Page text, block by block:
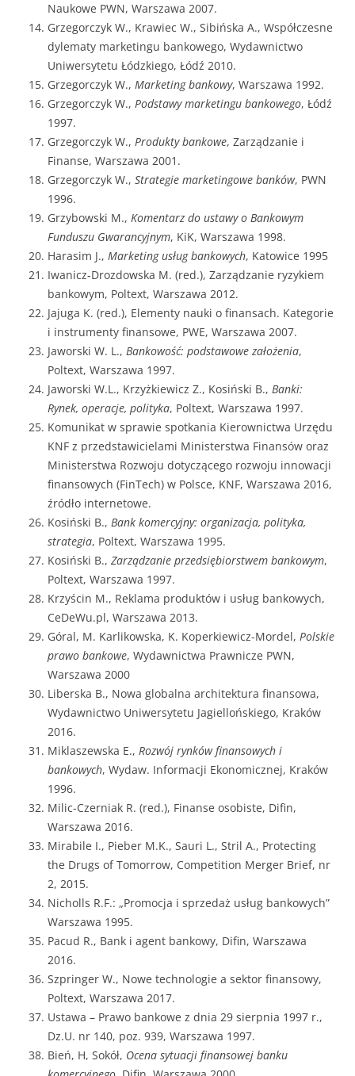
Naukowe PWN, Warszawa 2007.
Grzegorczyk W., Krawiec W., Sibińska A., Współczesne
dylematy marketingu bankowego, Wydawnictwo
Uniwersytetu Łódzkiego, Łódź 2010.
Grzegorczyk W., Marketing bankowy, Warszawa 1992.
Grzegorczyk W., Podstawy marketingu bankowego, Łódź
1997.
Grzegorczyk W., Produkty bankowe, Zarządzanie i
Finanse, Warszawa 2001.
Grzegorczyk W., Strategie marketingowe banków, PWN
1996.
Grzybowski M., Komentarz do ustawy o Bankowym
Funduszu Gwarancyjnym, KiK, Warszawa 1998.
Harasim J., Marketing usług bankowych, Katowice 1995
Iwanicz-Drozdowska M. (red.), Zarządzanie ryzykiem
bankowym, Poltext, Warszawa 2012.
Jajuga K. (red.), Elementy nauki o finansach. Kategorie
i instrumenty finansowe, PWE, Warszawa 2007.
Jaworski W. L., Bankowość: podstawowe założenia,
Poltext, Warszawa 1997.
Jaworski W.L., Krzyżkiewicz Z., Kosiński B., Banki:
Rynek, operacje, polityka, Poltext, Warszawa 1997.
Komunikat w sprawie spotkania Kierownictwa Urzędu
KNF z przedstawicielami Ministerstwa Finansów oraz
Ministerstwa Rozwoju dotyczącego rozwoju innowacji
finansowych (FinTech) w Polsce, KNF, Warszawa 2016,
źródło internetowe.
Kosiński B., Bank komercyjny: organizacja, polityka,
strategia, Poltext, Warszawa 1995.
Kosiński B., Zarządzanie przedsiębiorstwem bankowym,
Poltext, Warszawa 1997.
Krzyścin M., Reklama produktów i usług bankowych,
CeDeWu.pl, Warszawa 2013.
Góral, M. Karlikowska, K. Koperkiewicz-Mordel, Polskie
prawo bankowe, Wydawnictwa Prawnicze PWN,
Warszawa 2000
Liberska B., Nowa globalna architektura finansowa,
Wydawnictwo Uniwersytetu Jagiellońskiego, Kraków
2016.
Miklaszewska E., Rozwój rynków finansowych i
bankowych, Wydaw. Informacji Ekonomicznej, Kraków
1996.
Milic-Czerniak R. (red.), Finanse osobiste, Difin,
Warszawa 2016.
Mirabile I., Pieber M.K., Sauri L., Stril A., Protecting
the Drugs of Tomorrow, Competition Merger Brief, nr
2, 2015.
Nicholls R.F.: „Promocja i sprzedaż usług bankowych”
Warszawa 1995.
Pacud R., Bank i agent bankowy, Difin, Warszawa
2016.
Szpringer W., Nowe technologie a sektor finansowy,
Poltext, Warszawa 2017.
Ustawa – Prawo bankowe z dnia 29 sierpnia 1997 r.,
Dz.U. nr 140, poz. 939, Warszawa 1997.
Bień, H, Sokół, Ocena sytuacji finansowej banku